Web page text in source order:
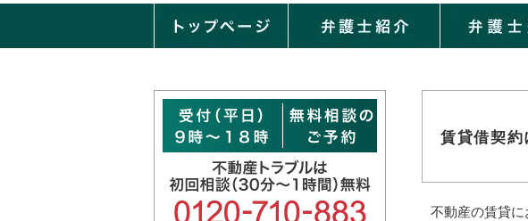
賃貸借契
不動産の賃貸